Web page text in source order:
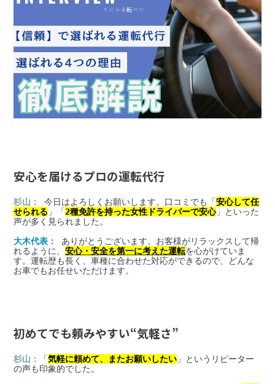
安心を届けるプロの運転代行
杉山： 今日はよろしくお願いします。口コミでも「安心して任
せられる 」「2種免許を持った女性ドライバーで安心」といった
声が多く見られました。
大木代表：
ありがとうございます。お客様がリラックスして帰
れるように、安心・安全を第一に考えた運転を心がけていま
す。運転歴も長く、車種に合わせた対応ができるので、どんな
お車でもお任せいただけます。
初めてでも頼みやすい“気軽さ”
杉山： 「気軽に頼めて、またお願いしたい 」というリピーター
の声も印象的でした。